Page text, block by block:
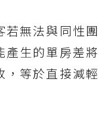
若無法與同性團
產生的單房差將
，等於直接減輕